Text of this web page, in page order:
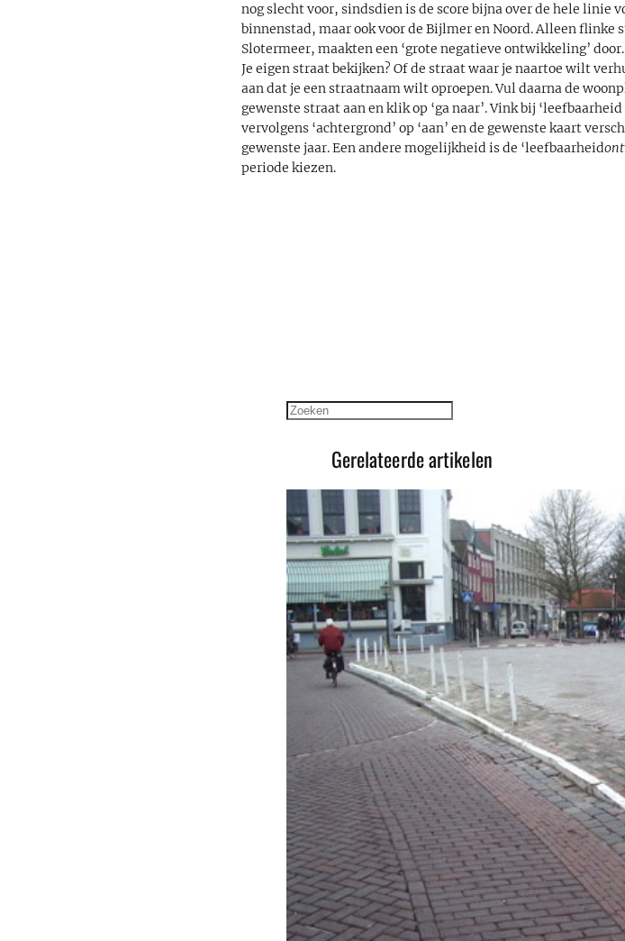
nog slecht voor, sindsdien is de score bijna over de hele linie
binnenstad, maar ook voor de Bijlmer en Noord. Alleen
Slotermeer, maakten een ‘grote negatieve ontwikkeling’ door.
Je eigen straat bekijken? Of de straat waar je naartoe wilt
aan dat je een straatnaam wilt oproepen. Vul daarna de
gewenste straat aan en klik op ‘ga naar’. Vink bij
vervolgens ‘achtergrond’ op ‘aan’ en de gewenste kaart
gewenste jaar. Een andere mogelijkheid is de ‘leefbaarheid
periode kiezen.
Zoeken
Gerelateerde artikelen